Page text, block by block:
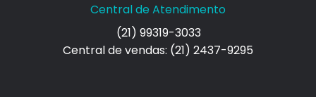
Central de Atendimento
(21) 99319-3033
Central de vendas: (21) 2437-9295